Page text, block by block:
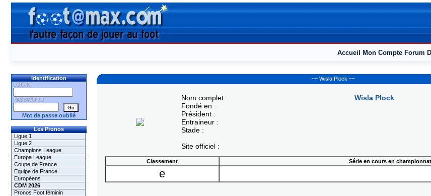
Accueil Mon Compte Forum
Identification
LOGIN
PASSWORD
Mot de passe oublié
Les Pronos
Ligue 1
Ligue 2
Champions League
Europa League
Coupe de France
Equipe de France
Européens
CDM 2026
Pronos Foot féminin
~~ Wisla Plock ~~
Nom complet :
Fondé en :
Président :
Entraineur :
Stade :
Site officiel :
Wisla Plock
Classement Série en cours en championnat
e